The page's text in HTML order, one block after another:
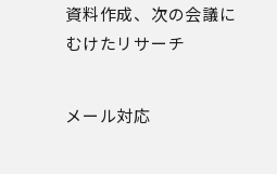
資料作成、次の会議に
むけたリサーチ
メール対応